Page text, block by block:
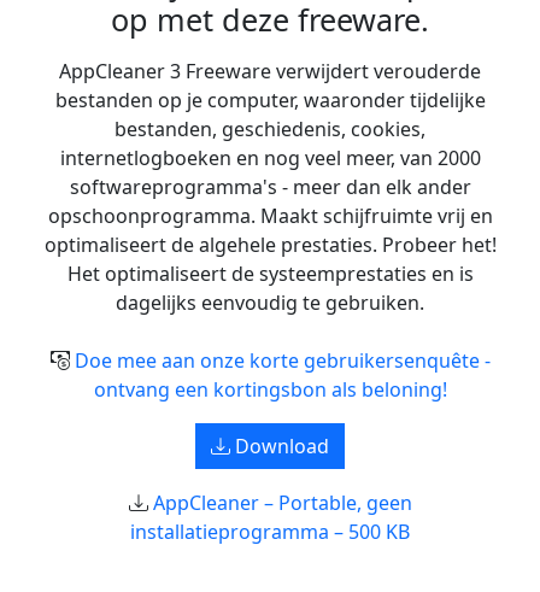
op met deze freeware.
AppCleaner 3 Freeware verwijdert verouderde
bestanden op je computer, waaronder tijdelijke
bestanden, geschiedenis, cookies,
internetlogboeken en nog veel meer, van 2000
softwareprogramma's - meer dan elk ander
opschoonprogramma. Maakt schijfruimte vrij en
optimaliseert de algehele prestaties. Probeer het!
Het optimaliseert de systeemprestaties en is
dagelijks eenvoudig te gebruiken.
Doe mee aan onze korte gebruikersenquête -
ontvang een kortingsbon als beloning!
Download
AppCleaner – Portable, geen
installatieprogramma – 500 KB